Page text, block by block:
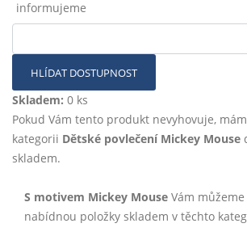
informujeme
HLÍDAT DOSTUPNOST
Skladem: 0 ks
Pokud Vám tento produkt nevyhovuje,
kategorii Dětské povlečení Mickey Mouse
skladem.
S motivem Mickey Mouse Vám
nabídnou položky skladem v těchto